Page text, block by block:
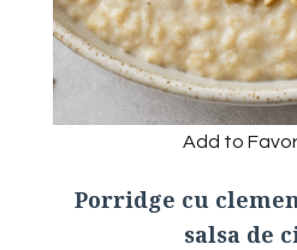
Add to
Porridge cu
salsa de